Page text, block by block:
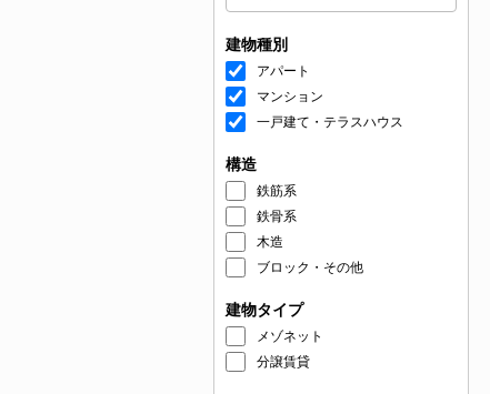
建物種別
アパート
マンション
一戸建て・テラスハウス
構造
鉄筋系
鉄骨系
木造
ブロック・その他
建物タイプ
メゾネット
分譲賃貸